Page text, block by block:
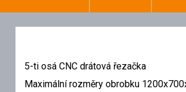
5-ti osá CNC drátová řezačka
Maximální rozměry obrobku